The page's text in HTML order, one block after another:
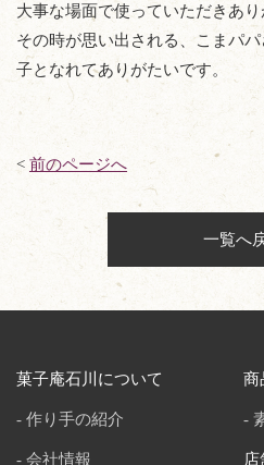
大事な場面で使っていただきあり
その時が思い出される、こまパ
子となれてありがたいです。
< 前のページへ
一覧へ
菓子庵石川について
作り手の紹介
会社情報
商